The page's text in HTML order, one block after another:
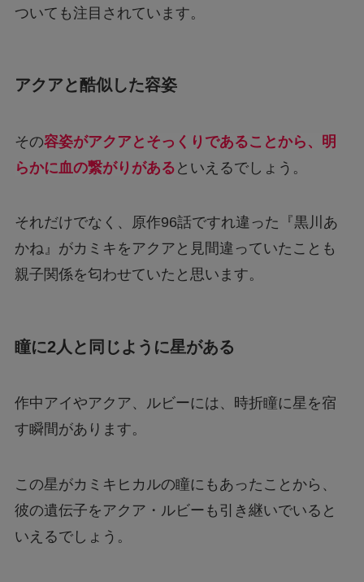
ついても注目されています。
アクアと酷似した容姿
その容姿がアクアとそっくりであることから、明
らかに血の繋がりがある といえるでしょう。
それだけでなく、原作96話ですれ違った『黒川あ
かね』がカミキをアクアと見間違っていたことも
親子関係を匂わせていたと思います。
瞳に2人と同じように星がある
作中アイやアクア、ルビーには、時折瞳に星を宿
す瞬間があります。
この星がカミキヒカルの瞳にもあったことから、
彼の遺伝子をアクア・ルビーも引き継いでいると
いえるでしょう。